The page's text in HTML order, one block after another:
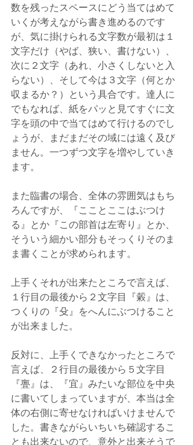
数を残ったスペースにどう当てはめて
いくが考えながら書き進めるのです
が、気に掛けられる文字数が最初は１
文字だけ（やば、狭い、書けない）、
次に２文字（あれ、小さくしないと入
らない）、そして今は３文字（何とか
収まるか？）という具合です。達人に
でもなれば、紙をパッと見てすぐに文
字を頭の中で当てはめて行けるのでし
ょうが、まだまだその域には遠く及び
ません。一つずつ文字を増やしていき
ます。
また臨書の場合、全体の雰囲気はもち
ろんですが、『こことここはぶつけ
る』とか『この部首は左寄り』とか、
そういう細かい部分もそっくりそのま
ま書くことが求められます。
上手くそれが出来たところで言えば、
１行目の最後から２文字目『糓』は、
つくりの『殳』をへんにぶつけること
が出来ました。
反対に、上手くできなかったところで
言えば、２行目の最後から５文字目
『亹』は、『宜』みたいな部位を中央
に書いてしまっていますが、本当は全
体の右側に寄せなければいけませんで
した。書きながらいちいち確認するこ
とも出来ないので、意外と出来そうで